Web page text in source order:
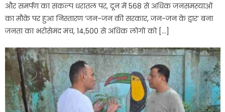
और समर्पण का संकल्प धरातल पर, दून में 568 से अधिक जनसमस्याओं
का मौके पर हुआ निस्तारण ‘जन-जन की सरकार, जन-जन के द्वार’ बना
जनता का भरोसेमंद मंच, 14,500 से अधिक लोगों को […]